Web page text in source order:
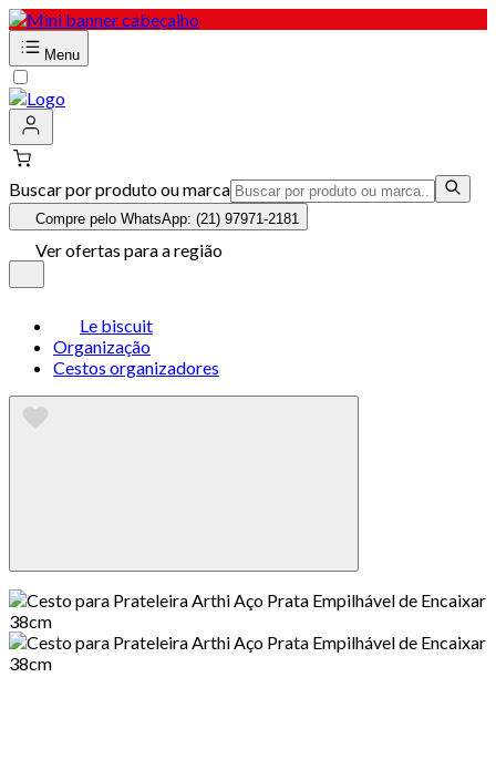
Menu
Buscar por produto ou marca
Compre pelo WhatsApp: (21) 97971-2181
Ver ofertas para a região
Le biscuit
Organização
Cestos organizadores